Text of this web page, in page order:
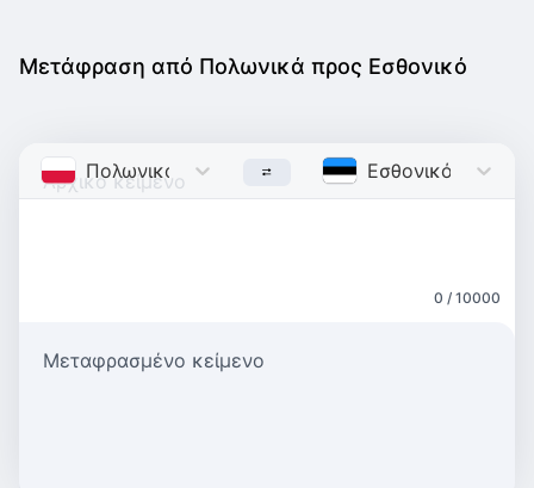
Μετάφραση από Πολωνικά προς Εσθονικό
Πολωνικά Polish Εσθονικό
0 / 10000
Μεταφρασμένο κείμενο